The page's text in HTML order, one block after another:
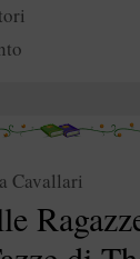
Cavallari